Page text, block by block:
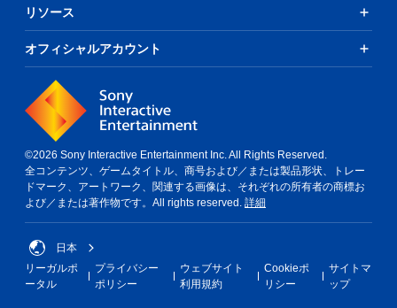
リソース
オフィシャルアカウント
©2026 Sony Interactive Entertainment Inc. All Rights Reserved.
全コンテンツ、ゲームタイトル、商号および／または製品形状、トレー
ドマーク、アートワーク、関連する画像は、それぞれの所有者の商標お
よび／または著作物です。All rights reserved. 詳細
日本
リーガルポ
ータル
プライバシー
ポリシー
ウェブサイト
利用規約
Cookieポ
リシー
サイトマ
ップ